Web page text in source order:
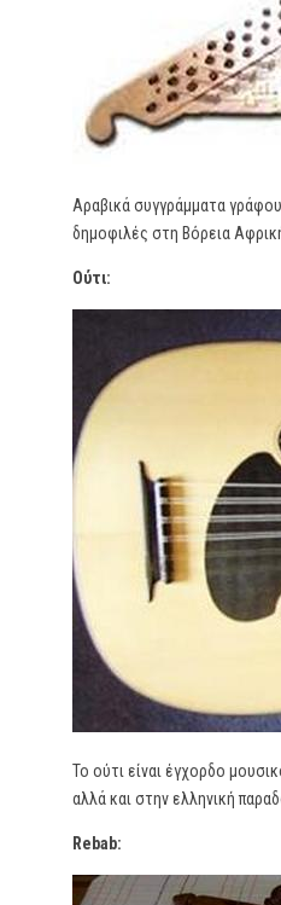
Αραβικά συγγράμματα
δημοφιλές στη Βόρεια
Ούτι:
Το ούτι είναι έγχορδο
αλλά και στην ελληνική
Rebab: